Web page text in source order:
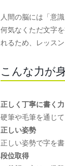
人間の脳には「意
何気なくただ文字
れるため、レッス
こんな力が
正しく丁寧に書く力
硬筆や毛筆を通じ
正しい姿勢
正しい姿勢で字を
段位取得